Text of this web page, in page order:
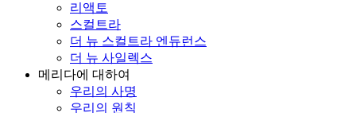
리액토
스컬트라
더 뉴 스컬트라 엔듀런스
더 뉴 사일렉스
메리다에 대하여
우리의 사명
우리의 원칙